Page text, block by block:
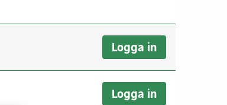
Logga in
Logga in